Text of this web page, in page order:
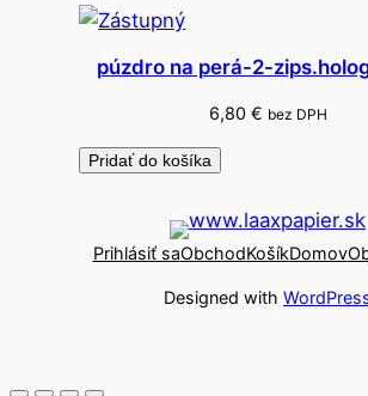
púzdro na perá-2-
6,80 € bez DPH
Pridať do košíka
Prihlásiť saObchodKošíkDomov
Designed with